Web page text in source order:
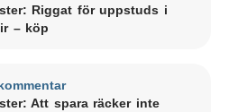
Riggat för uppstuds i
– köp
Att spara räcker inte